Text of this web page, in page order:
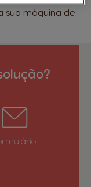
sua máquina de